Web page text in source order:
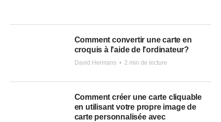
Comment convertir une carte en
croquis à l'aide de l'ordinateur?
David Hermans • 2 min de lecture
Comment créer une carte cliquable
en utilisant votre propre image de
carte personnalisée avec